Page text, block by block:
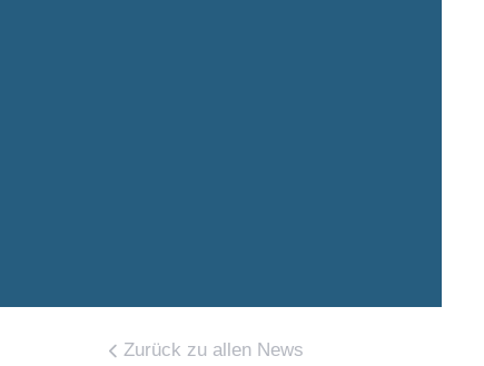
Zurück zu allen News